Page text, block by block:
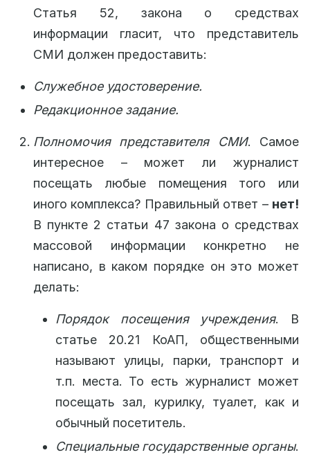
Статья 52, закона о средствах
информации гласит, что представитель
СМИ должен предоставить:
Служебное удостоверение.
Редакционное задание.
Полномочия представителя СМИ. Самое
интересное – может ли журналист
посещать любые помещения того или
иного комплекса? Правильный ответ – нет!
В пункте 2 статьи 47 закона о средствах
массовой информации конкретно не
написано, в каком порядке он это может
делать:
Порядок посещения учреждения. В
статье 20.21 КоАП, общественными
называют улицы, парки, транспорт и
т.п. места. То есть журналист может
посещать зал, курилку, туалет, как и
обычный посетитель.
Специальные государственные органы.